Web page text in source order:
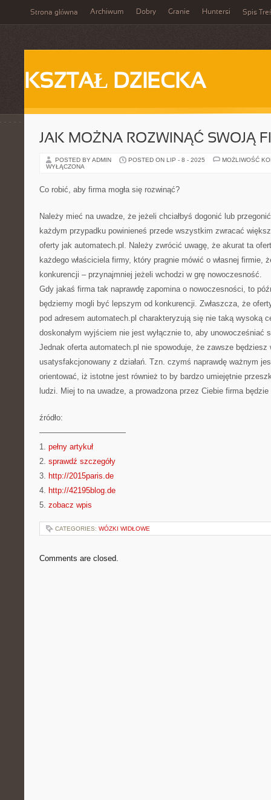
Strona główna Archiwum Dobry Granie Huntersi Spis
KSZTAŁ DZIECKA
JAK MOŻNA ROZWINĄĆ SWOJĄ
POSTED BY ADMIN POSTED ON LIP - 8 - 2025
MOŻLIWOŚĆ
WYŁĄCZONA
Co robić, aby firma mogła się rozwinąć?
Należy mieć na uwadze, że jeżeli chciałbyś dogonić lub
każdym przypadku powinieneś przede wszystkim zwracać
oferty jak automatech.pl. Należy zwrócić uwagę, że akurat ta
każdego właściciela firmy, który pragnie mówić o własnej firmie,
konkurencji – przynajmniej jeżeli wchodzi w grę nowoczesność.
Gdy jakaś firma tak naprawdę zapomina o nowoczesności, to
będziemy mogli być lepszym od konkurencji. Zwłaszcza, że
pod adresem automatech.pl charakteryzują się nie taką wysoką
doskonałym wyjściem nie jest wyłącznie to, aby unowocześniać
Jednak oferta automatech.pl nie spowoduje, że zawsze będziesz
usatysfakcjonowany z działań. Tzn. czymś naprawdę ważnym
orientować, iż istotne jest również to by bardzo umiejętnie
ludzi. Miej to na uwadze, a prowadzona przez Ciebie firma
źródło:
———————————
1. pełny artykuł
2. sprawdź szczegóły
3. http://2015paris.de
4. http://42195blog.de
5. zobacz wpis
CATEGORIES: WÓZKI WIDŁOWE
Comments are closed.